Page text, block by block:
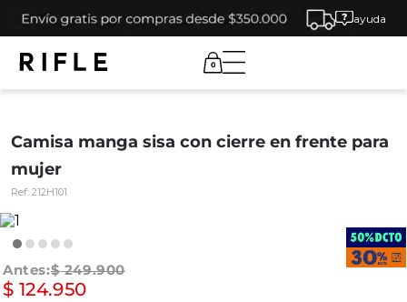
ayuda
0
Camisa manga sisa con cierre en frente para
mujer
Ref: 212H101
$ 249.900
$ 124.950